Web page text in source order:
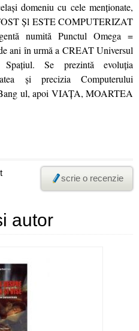
domeniu cu cele menţionate,
Şl ESTE COMPUTERIZAT
numită Punctul Omega =
ani în urmă a CREAT Universul
Se prezintă evoluţia
şi precizia Computerului
ul, apoi VIAŢA, MOARTEA
scrie o recenzie
autor